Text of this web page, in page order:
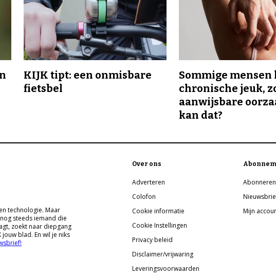
KIJK tipt: een onmisbare
fietsbel
Sommige mensen
chronische jeuk,
aanwijsbare
kan dat?
technologie. Maar
steeds iemand die
zoekt naar diepgang
blad. En wil je niks
Over ons
Adverteren
Colofon
Cookie informatie
Cookie Instellingen
Privacy beleid
Disclaimer/vrijwaring
Leveringsvoorwaarden
Abonneren
Mijn